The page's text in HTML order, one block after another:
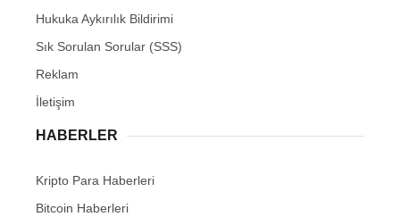
Hukuka Aykırılık Bildirimi
Sık Sorulan Sorular (SSS)
Reklam
İletişim
HABERLER
Kripto Para Haberleri
Bitcoin Haberleri